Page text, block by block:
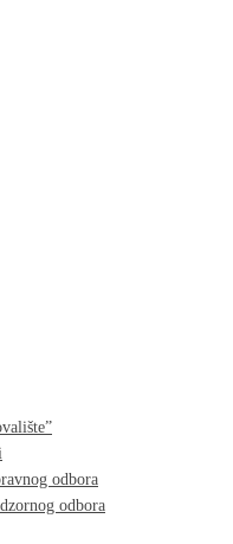
odbora
odbora